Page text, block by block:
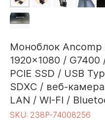
Моноблок Ancomp
1920x1080 /
PCIE SSD / USB
SDXC / веб-
LAN / WI-FI /
SKU: 238P-74008256